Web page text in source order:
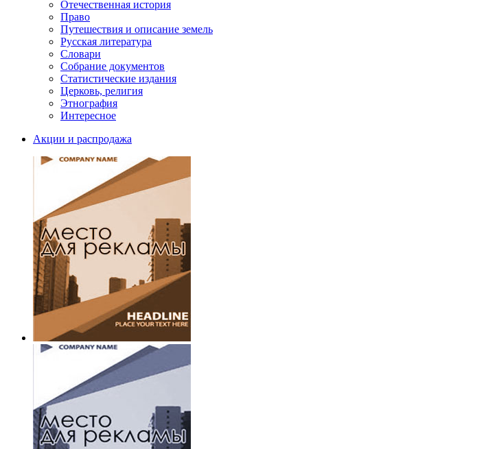
Отечественная история
Право
Путешествия и описание земель
Русская литература
Словари
Собрание документов
Статистические издания
Церковь, религия
Этнография
Интересное
Акции и распродажа